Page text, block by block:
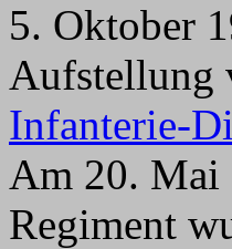
5. Oktober
Aufstellung
Infanterie-
Am 20. Mai
Regiment